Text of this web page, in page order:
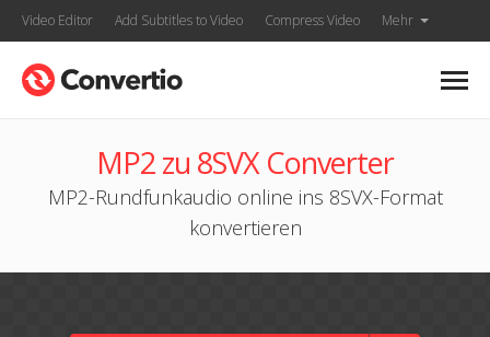
Video Editor Add Subtitles to Video Compress Video Mehr
MP2 zu 8SVX Converter
MP2-Rundfunkaudio online ins 8SVX-Format
konvertieren